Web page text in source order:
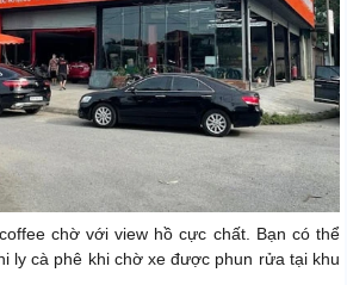
chờ với view hồ cực chất. Bạn có thể
ly cà phê khi chờ xe được phun rửa tại khu